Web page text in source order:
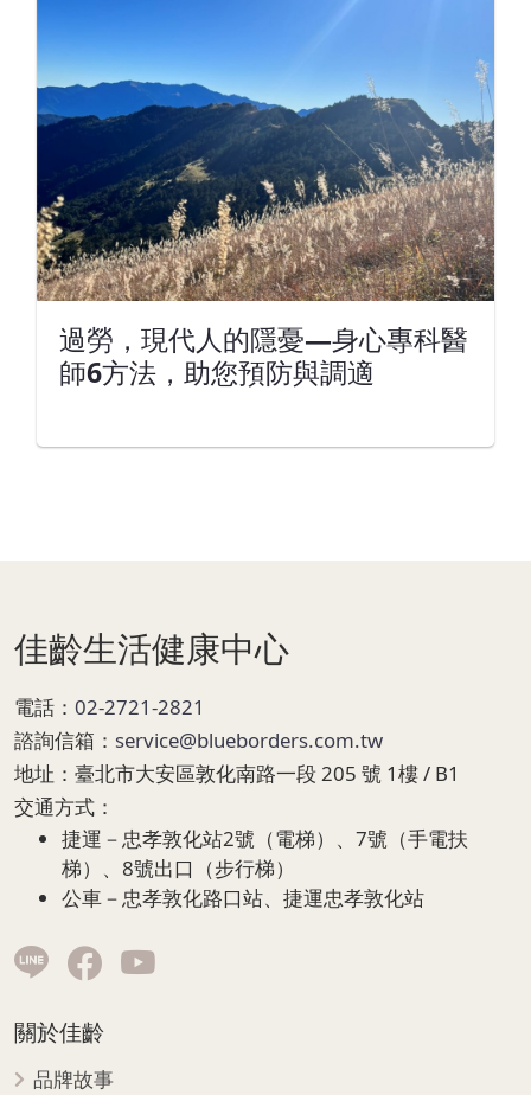
過勞，現代人的隱憂—身心專科醫
師6方法，助您預防與調適
佳齡生活健康中心
電話： 02-2721-2821
諮詢信箱： service@blueborders.com.tw
地址： 臺北市大安區敦化南路一段 205 號 1樓 / B1
交通方式：
捷運－忠孝敦化站2號（電梯）、7號（手電扶
梯）、8號出口（步行梯）
公車－忠孝敦化路口站、捷運忠孝敦化站
關於佳齡
品牌故事